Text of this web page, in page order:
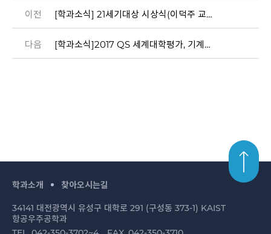
이전 [학과소식] 21세기대상 시상식(이덕주 교수님)
다음 [학과소식]2017 QS 세계대학평가, 기계항공공학부 15위 진입
학과소개 찾아오시는길
34141 대전광역시 유성구 대학로 291 (구성동 373-1) KAIST
항공우주공학과